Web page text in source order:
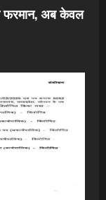
फरमान, अब केवल